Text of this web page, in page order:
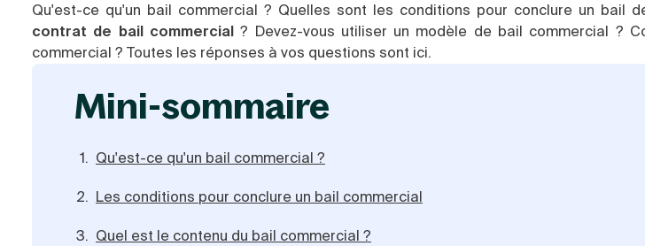
Qu'est-ce qu'un bail commercial ? Quelles sont les conditions pour conclure un bail
contrat de bail commercial? Devez-vous utiliser un modèle de bail commercial ?
commercial ? Toutes les réponses à vos questions sont ici.
mini-sommaire
Qu'est-ce qu'un bail commercial ?
Les conditions pour conclure un bail commercial
Quel est le contenu du bail commercial ?